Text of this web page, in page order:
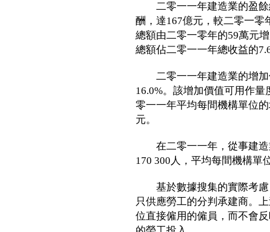
二零一一年建造業的盈餘
酬，達167億元，較二零一零
總額由二零一零年的59萬元
總額佔二零一一年總收益的
二零一一年建造業的增加
16.0%。該增加價值可用作
零一一年平均每間機構單位
元。
在二零一一年，從事建造
170 300人，平均每間機構單
基於數據搜集的實際考慮
只供應勞工的分判承建商。
位直接僱用的僱員，而不會